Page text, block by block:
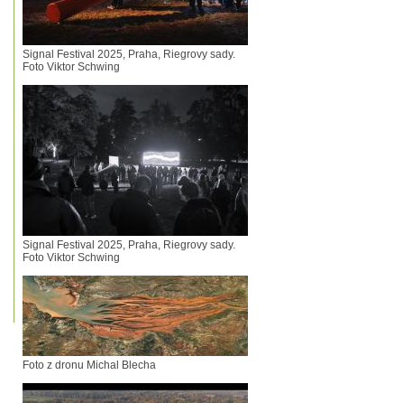
Signal Festival 2025, Praha, Riegrovy sady.
Foto Viktor Schwing
Signal Festival 2025, Praha, Riegrovy sady.
Foto Viktor Schwing
Foto z dronu Michal Blecha